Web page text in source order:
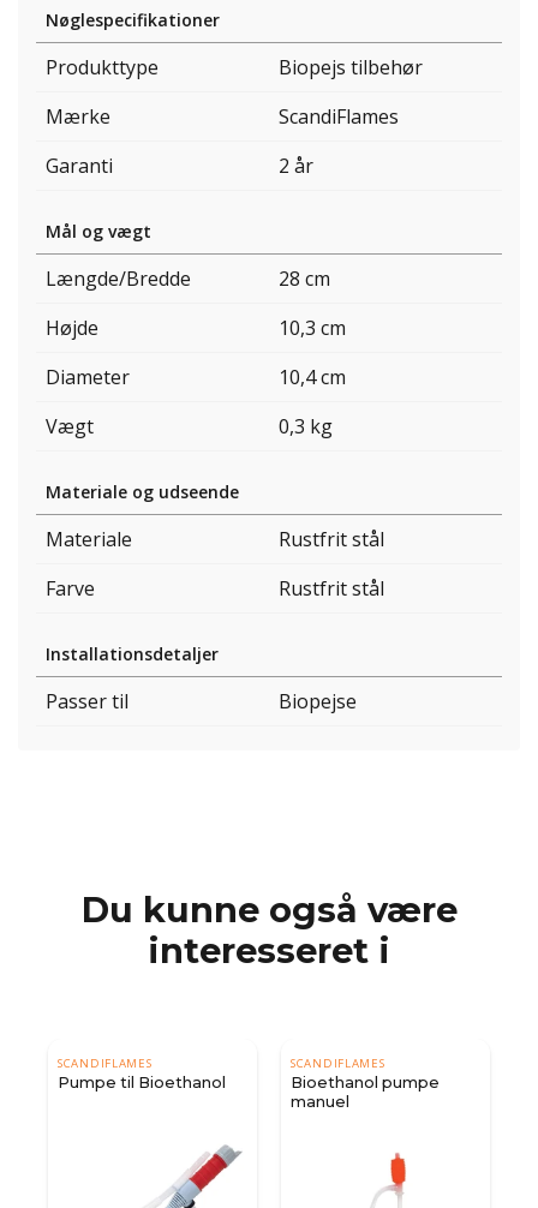
Nøglespecifikationer
Produkttype
Biopejs tilbehør
Mærke
ScandiFlames
Garanti
2 år
Mål og vægt
Længde/Bredde
28 cm
Højde
10,3 cm
Diameter
10,4 cm
Vægt
0,3 kg
Materiale og udseende
Materiale
Rustfrit stål
Farve
Rustfrit stål
Installationsdetaljer
Passer til Biopejse
Du kunne også være
interesseret i
SCANDIFLAMES
Pumpe til Bioethanol
SCANDIFLAMES
Bioethanol pumpe
manuel